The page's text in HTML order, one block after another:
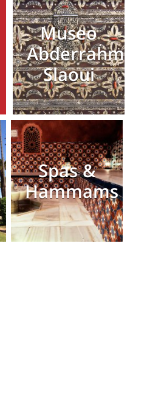
Museo
Abderrahman
Slaoui
Spas &
Hammams